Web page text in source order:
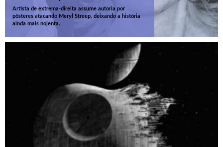
Artista de extrema-direita assume autoria por
pôsteres atacando Meryl Streep, deixando a história
ainda mais nojenta.